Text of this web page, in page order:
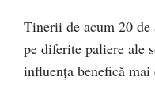
Tinerii de acum 20
pe diferite paliere ale
influența benefică mai